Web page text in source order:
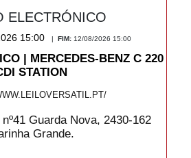
ELECTRÓNICO
15:00 | FIM: 12/08/2026 15:00
| MERCEDES-BENZ C 220
STATION
Guarda Nova, 2430-162
Grande.